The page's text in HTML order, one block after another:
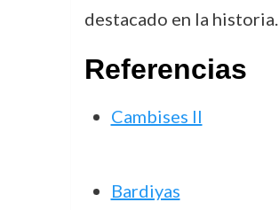
destacado en la historia.
Referencias
Cambises II
Bardiyas